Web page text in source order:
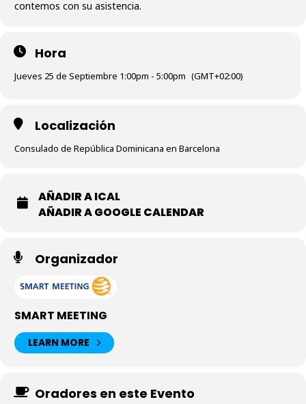
contemos con su asistencia.
Hora
Jueves 25 de Septiembre 1:00pm - 5:00pm (GMT+02:00)
Localización
Consulado de República Dominicana en Barcelona
AÑADIR A ICAL
AÑADIR A GOOGLE CALENDAR
Organizador
SMART MEETING
LEARN MORE
Oradores en este Evento